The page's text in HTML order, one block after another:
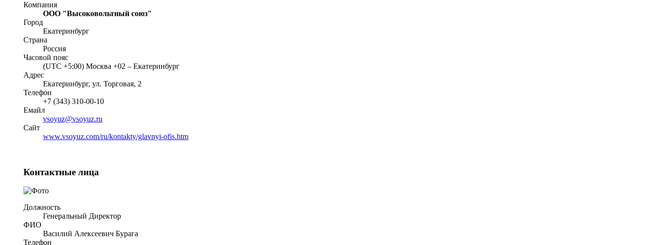
Компания
ООО "Высоковольтный союз"
Город
Екатеринбург
Страна
Россия
Часовой пояс
(UTC +5:00) Москва +02 – Екатеринбург
Адрес
Екатеринбург, ул. Торговая, 2
Телефон
+7 (343) 310-00-10
Емайл
vsoyuz@vsoyuz.ru
Cайт
www.vsoyuz.com/ru/kontakty/glavnyi-ofis.htm
Контактные лица
Должность
Генеральный Директор
ФИО
Василий Алексеевич Бурага
Телефон